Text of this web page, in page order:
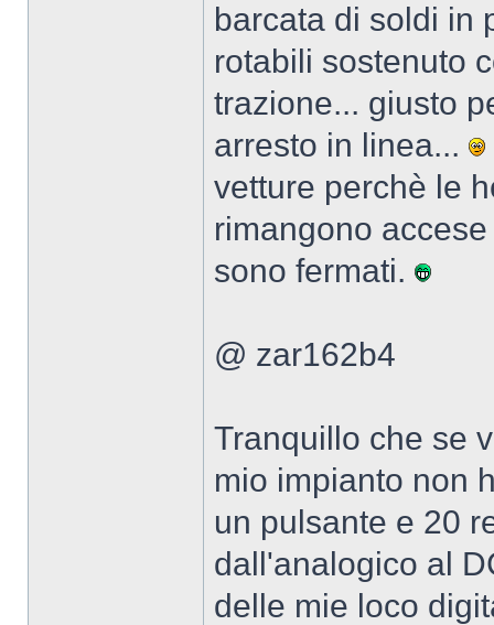
barcata di soldi in
rotabili sostenuto
trazione... giusto
arresto in linea...
vetture perchè le
rimangono
sono fermati.
@ zar162b4
Tranquillo che se
mio impianto non
un pulsante e 20
dall'analogico al
delle mie loco